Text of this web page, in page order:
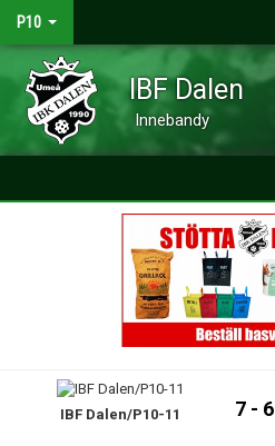
P10
IBF Dalen
Innebandy
TRUPPENIBF Dalen/P10-11 7 - 6